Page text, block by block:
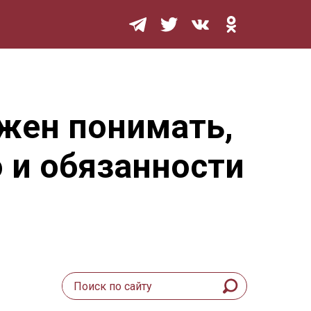
понимать,
и обязанности